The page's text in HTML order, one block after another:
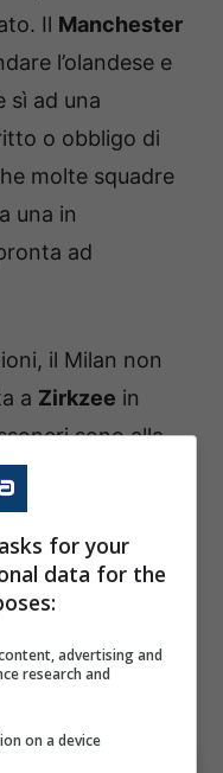
Il Manchester
l’olandese e
sì ad una
o obbligo di
molte squadre
una in
ad
il Milan non
a Zirkzee in
sono alla
in pole position
strada per il
è da
andare su un
molto ad
for your
data for the
advertising and
research and
on a device